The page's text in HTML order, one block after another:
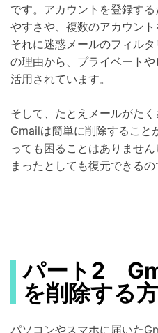
です。アカウントを登録す
やすさや、複数のアカウント
それに迷惑メールのフィル
の理由から、プライベート
活用されています。
そして、たとえメールがたく
Gmailは簡単に削除すること
っても困ることはありませ
まったとしても復元できるの
パート2
を削除する
パソコンやスマホに届いた